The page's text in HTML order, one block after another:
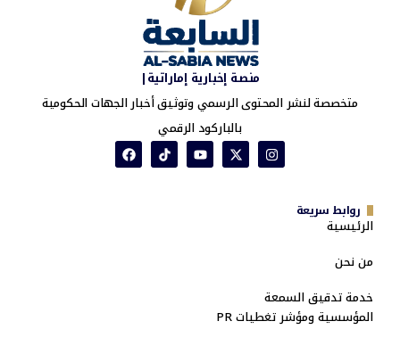
منصة إخبارية إماراتية|
متخصصة لنشر المحتوى الرسمي وتوثيق أخبار الجهات الحكومية
بالباركود الرقمي
روابط سريعة
الرئيسية
من نحن
خدمة تدقيق السمعة
المؤسسية ومؤشر تغطيات PR